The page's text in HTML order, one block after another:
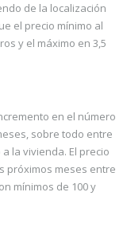
de la localización
el precio mínimo al
y el máximo en 3,5
en el número
sobre todo entre
la vivienda. El precio
próximos meses entre
mínimos de 100 y